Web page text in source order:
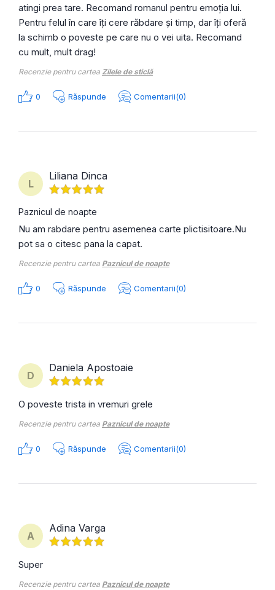
atingi prea tare. Recomand romanul pentru emoția lui.
Pentru felul în care îți cere răbdare și timp, dar îți oferă
la schimb o poveste pe care nu o vei uita. Recomand
cu mult, mult drag!
Recenzie pentru cartea Zilele de sticlă
0 Răspunde Comentarii(0)
L
Liliana Dinca
Paznicul de noapte
Nu am rabdare pentru asemenea carte plictisitoare.Nu
pot sa o citesc pana la capat.
Recenzie pentru cartea Paznicul de noapte
0 Răspunde Comentarii(0)
D
Daniela Apostoaie
O poveste trista in vremuri grele
Recenzie pentru cartea Paznicul de noapte
0 Răspunde Comentarii(0)
A
Adina Varga
Super
Recenzie pentru cartea Paznicul de noapte